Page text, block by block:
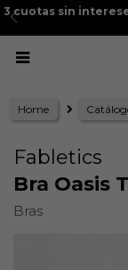
3 cuotas sin

Home
Fabletics
Bra Oasis
Bras